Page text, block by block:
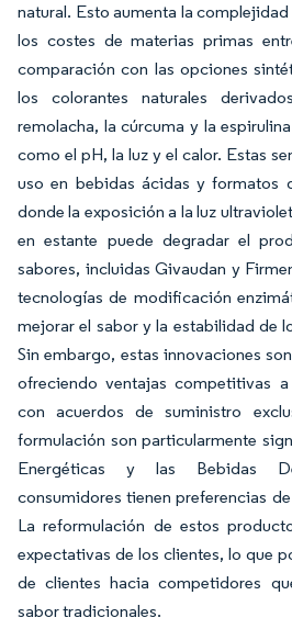
natural. Esto aumenta la
los costes de materias primas
comparación con las opciones
los colorantes naturales
remolacha, la cúrcuma y la
como el pH, la luz y el calor. Estas
uso en bebidas ácidas y formatos
donde la exposición a la luz
en estante puede degradar el
sabores, incluidas Givaudan y
tecnologías de modificación
mejorar el sabor y la estabilidad de
Sin embargo, estas innovaciones
ofreciendo ventajas competitivas
con acuerdos de suministro
formulación son particularmente
Energéticas y las Bebidas
consumidores tienen preferencias
La reformulación de estos
expectativas de los clientes, lo que
de clientes hacia competidores
sabor tradicionales.